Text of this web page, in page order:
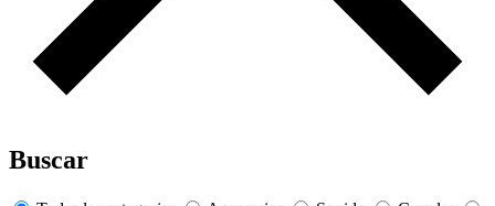
Buscar